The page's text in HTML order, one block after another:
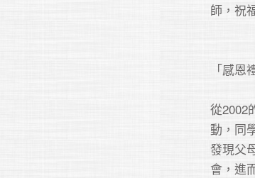
師，祝
「感
從2002
動，同
發現父
會，進